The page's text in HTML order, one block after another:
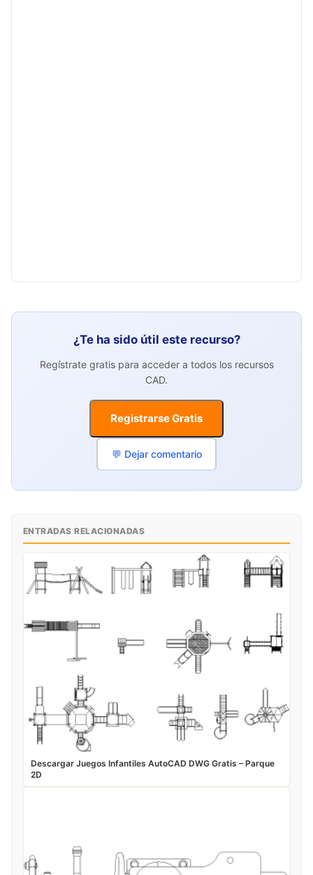
¿Te ha sido útil este recurso?
Regístrate gratis para acceder a todos los recursos
CAD.
Registrarse Gratis
💬 Dejar comentario
ENTRADAS RELACIONADAS
Descargar Juegos Infantiles AutoCAD DWG Gratis – Parque
2D